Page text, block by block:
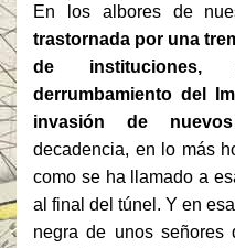
En los albores de
trastornada por una
de instituciones,
derrumbamiento del
invasión de
decadencia, en lo más
como se ha llamado a
al final del túnel. Y en
negra de unos señores